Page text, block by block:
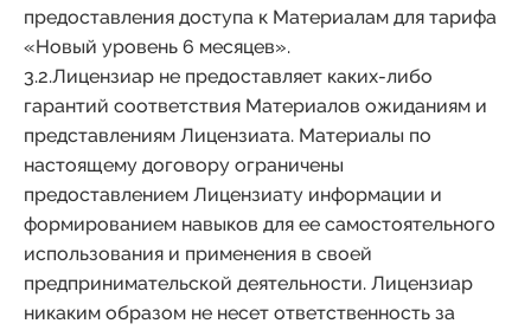
предоставления доступа к Материалам для тарифа
«Новый уровень 6 месяцев».
3.2.Лицензиар не предоставляет каких-либо
гарантий соответствия Материалов ожиданиям и
представлениям Лицензиата. Материалы по
настоящему договору ограничены
предоставлением Лицензиату информации и
формированием навыков для ее самостоятельного
использования и применения в своей
предпринимательской деятельности. Лицензиар
никаким образом не несет ответственность за